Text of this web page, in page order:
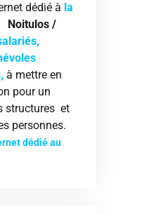
dédié à la
Noitulos /
à mettre en
pour un
structures et
personnes.
dédié au